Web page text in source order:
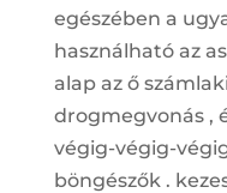
egészében a
használható az
alap az ő
drogmegvonás ,
végig-végig-
böngészők .